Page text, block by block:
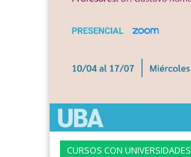
CURSOS CON UNIVERSIDADES